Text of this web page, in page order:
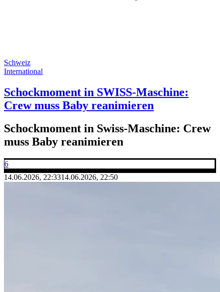
Schweiz
International
Schockmoment in SWISS-Maschine:
Crew muss Baby reanimieren
Schockmoment in Swiss-Maschine: Crew
muss Baby reanimieren
6
14.06.2026, 22:3314.06.2026, 22:50